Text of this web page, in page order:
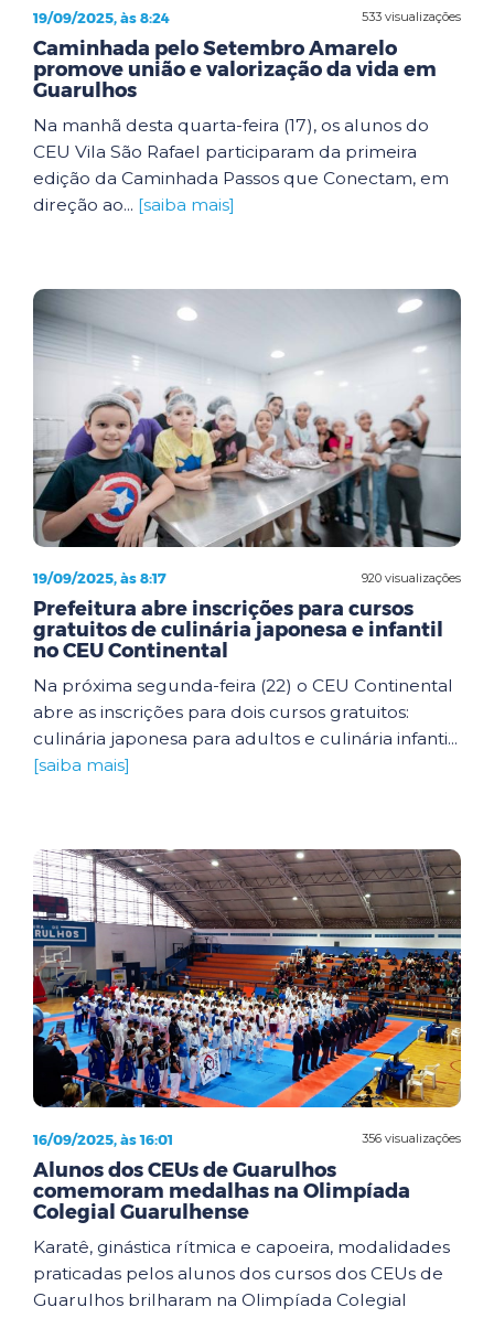
533 visualizações
19/09/2025, às 8:24
Caminhada pelo Setembro Amarelo
promove união e valorização da vida em
Guarulhos
Na manhã desta quarta-feira (17), os alunos do
CEU Vila São Rafael participaram da primeira
edição da Caminhada Passos que Conectam, em
direção ao... [saiba mais]
920 visualizações
19/09/2025, às 8:17
Prefeitura abre inscrições para cursos
gratuitos de culinária japonesa e infantil
no CEU Continental
Na próxima segunda-feira (22) o CEU Continental
abre as inscrições para dois cursos gratuitos:
culinária japonesa para adultos e culinária infanti...
[saiba mais]
356 visualizações
16/09/2025, às 16:01
Alunos dos CEUs de Guarulhos
comemoram medalhas na Olimpíada
Colegial Guarulhense
Karatê, ginástica rítmica e capoeira, modalidades
praticadas pelos alunos dos cursos dos CEUs de
Guarulhos brilharam na Olimpíada Colegial